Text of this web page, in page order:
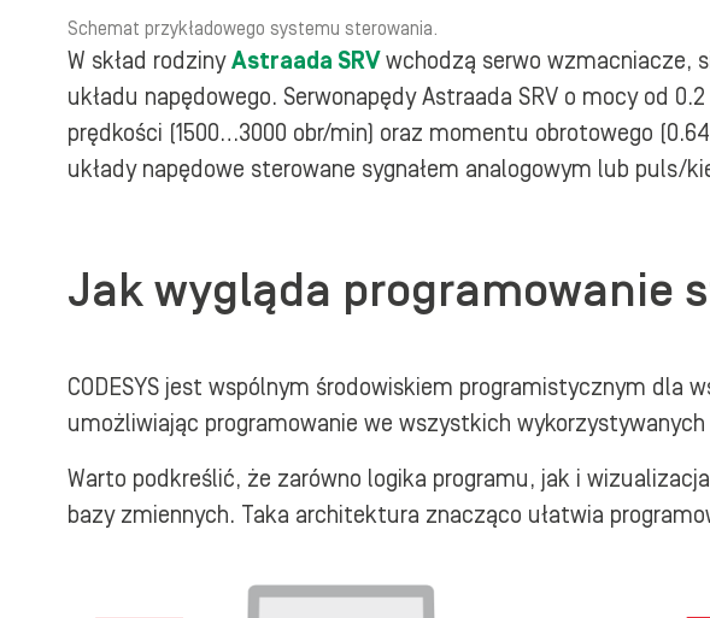
Schemat przykładowego systemu sterowania.
W skład rodzinyAstraada SRV wchodzą serwo wzmacniacze,
układu napędowego. Serwonapędy Astraada SRV o mocy od
prędkości (1500…3000 obr/min) oraz momentu obrotowego
układy napędowe sterowane sygnałem analogowym lub puls/
Jak wygląda programowanie
CODESYS jest wspólnym środowiskiem programistycznym dla
umożliwiając programowanie we wszystkich wykorzystywanych
Warto podkreślić, że zarówno logika programu, jak i
bazy zmiennych. Taka architektura znacząco ułatwia